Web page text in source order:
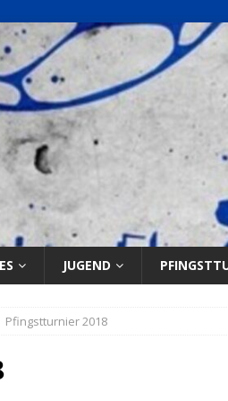
JUGEND
Pfingstturnier 2018